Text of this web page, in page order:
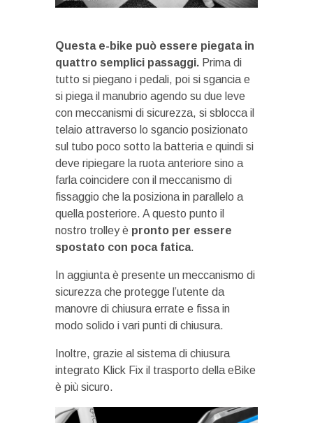
Questa e-bike può essere piegata in
quattro semplici passaggi. Prima di
tutto si piegano i pedali, poi si sgancia e
si piega il manubrio agendo su due leve
con meccanismi di sicurezza, si sblocca il
telaio attraverso lo sgancio posizionato
sul tubo poco sotto la batteria e quindi si
deve ripiegare la ruota anteriore sino a
farla coincidere con il meccanismo di
fissaggio che la posiziona in parallelo a
quella posteriore. A questo punto il
nostro trolley è pronto per essere
spostato con poca fatica.
In aggiunta è presente un meccanismo di
sicurezza che protegge l’utente da
manovre di chiusura errate e fissa in
modo solido i vari punti di chiusura.
Inoltre, grazie al sistema di chiusura
integrato Klick Fix il trasporto della eBike
è più sicuro.